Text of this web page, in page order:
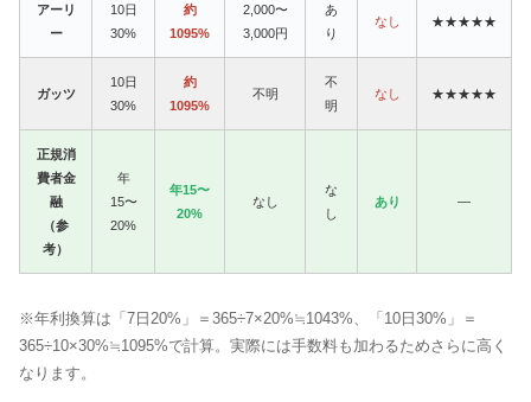
アーリ
ー
10日
30%
約
1095%
2,000〜
3,000円
あ
り
なし ★★★★★
ガッツ
10日
30%
約
1095%
不明
不
明
なし ★★★★★
正規消
費者金
融
（参
考）
年
15〜
20%
年15〜
20%
なし
な
し
あり —
※年利換算は「7日20%」＝365÷7×20%≒1043%、「10日30%」＝
365÷10×30%≒1095%で計算。実際には手数料も加わるためさらに高く
なります。